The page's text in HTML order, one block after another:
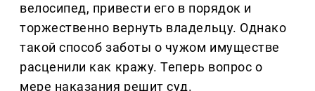
велосипед, привести его в порядок и
торжественно вернуть владельцу. Однако
такой способ заботы о чужом имуществе
расценили как кражу. Теперь вопрос о
мере наказания решит суд.